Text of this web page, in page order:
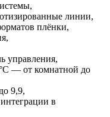
линии,
плёнки,
управления,
— от комнатной до
9,9,
в